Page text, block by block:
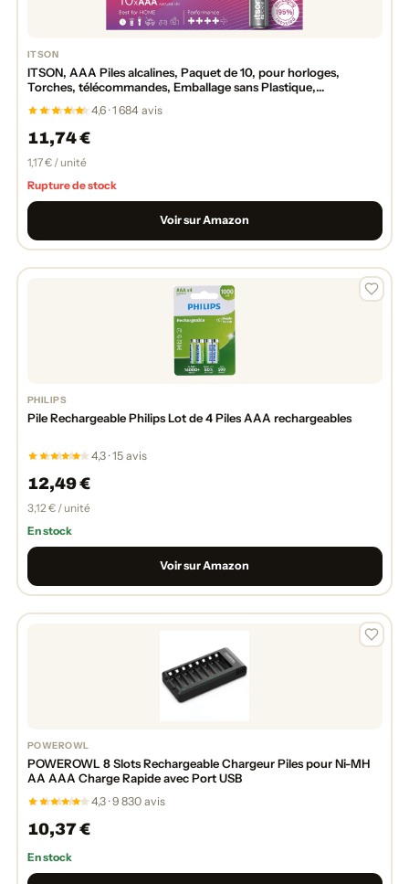
ITSON
ITSON, AAA Piles alcalines, Paquet de 10, pour horloges,
Torches, télécommandes, Emballage sans Plastique,
4,6 · 1 684 avis
11,74 €
1,17 € / unité
Rupture de stock
Voir sur Amazon
PHILIPS
Pile Rechargeable Philips Lot de 4 Piles AAA rechargeables
4,3 · 15 avis
12,49 €
3,12 € / unité
En stock
Voir sur Amazon
POWEROWL
POWEROWL 8 Slots Rechargeable Chargeur Piles pour Ni-MH
AA AAA Charge Rapide avec Port USB
4,3 · 9 830 avis
10,37 €
En stock